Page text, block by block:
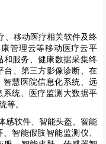
、移动医疗相关软件及终
管理云等移动医疗云平
和服务、健康数据采集终
台、第三方影像诊断、在
慧医院信息化系统、远
统、医疗监测大数据平
等。
感软件、智能头盔、智能
智能假肢智能监测仪、